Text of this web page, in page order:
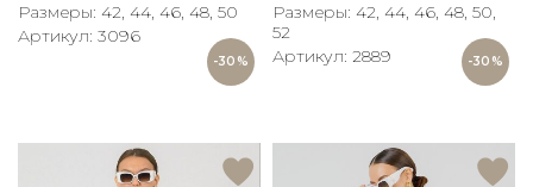
-30%
Размеры: 42, 44, 46, 48, 50
Артикул: 3096
-30%
Размеры: 42, 44, 46, 48, 50,
52
Артикул: 2889